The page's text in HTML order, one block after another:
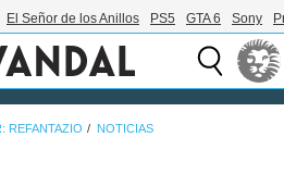
El Señor de los Anillos PS5 GTA 6 Sony
REFANTAZIO NOTICIAS